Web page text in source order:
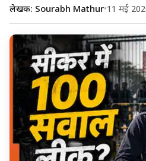
लेखक: Sourabh Mathur•11 मई